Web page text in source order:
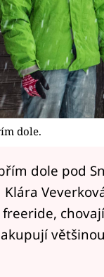
dole.
dole pod